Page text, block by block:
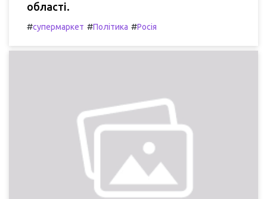
області.
#супермаркет #Політика #Росія